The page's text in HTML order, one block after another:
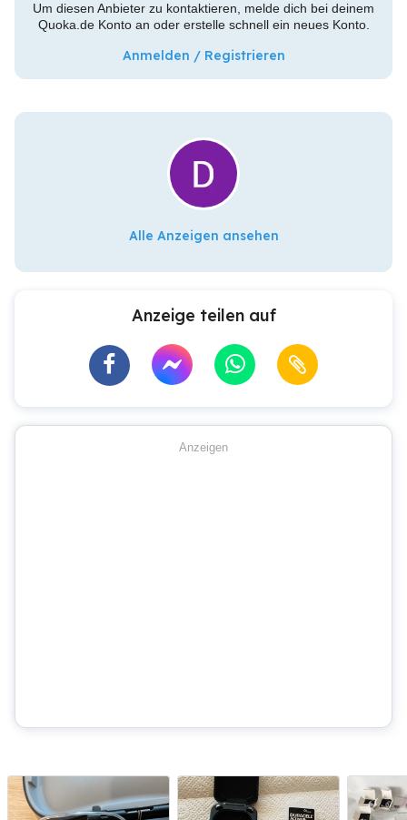
Um diesen Anbieter zu kontaktieren, melde dich bei deinem
Quoka.de Konto an oder erstelle schnell ein neues Konto.
Anmelden / Registrieren
Alle Anzeigen ansehen
Anzeige teilen auf
Anzeigen